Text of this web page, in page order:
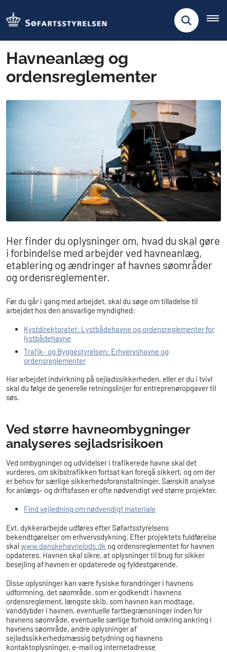
Havneanlæg og
ordensreglementer
Her finder du oplysninger om, hvad du skal gøre
i forbindelse med arbejder ved havneanlæg,
etablering og ændringer af havnes søområder
og ordensreglementer.
Før du går i gang med arbejdet, skal du søge om tilladelse til
arbejdet hos den ansvarlige myndighed:
Kystdirektoratet: Lystbådehavne og ordensreglementer for
lystbådehavne
Trafik- og Byggestyrelsen: Erhvervshavne og
ordensreglementer
Har arbejdet indvirkning på sejladssikkerheden, eller er du i tvivl
skal du følge de generelle retningslinjer for entreprenøropgaver til
søs.
Ved større havneombygninger
analyseres sejladsrisikoen
Ved ombygninger og udvidelser i trafikerede havne skal det
vurderes, om skibstrafikken fortsat kan foregå sikkert, og om der
er behov for særlige sikkerhedsforanstaltninger. Særskilt analyse
for anlægs- og driftsfasen er ofte nødvendigt ved større projekter.
Find vejledning om nødvendigt materiale
Evt. dykkerarbejde udføres efter Søfartsstyrelsens
bekendtgørelser om erhvervsdykning. Efter projektets fuldførelse
skalwww.danskehavnelods.dk og ordensreglementet for havnen
opdateres. Havnen skal sikre, at oplysninger til brug for sikker
besejling af havnen er opdaterede og fyldestgørende.
Disse oplysninger kan være fysiske forandringer i havnens
udformning, det søområde, som er godkendt i havnens
ordensreglement, længste skib, som havnen kan modtage,
vanddybder i havnen, eventuelle fartbegrænsninger inden for
havnens søområde, eventuelle særlige forhold omkring ankring i
havnens søområde, andre oplysninger af
sejladssikkerhedsmæssig betydning og havnens
kontaktoplysninger, e-mail og internetadresse